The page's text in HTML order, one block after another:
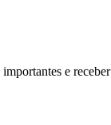
e receber